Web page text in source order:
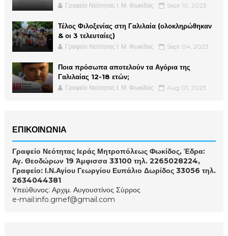
Γραφείο Νεότητας Ι. Μ. Φωκίδας Sept 10, 2023
Τέλος Φιλοξενίας στη Γαλιλαία (ολοκληρώθηκαν
& οι 3 τελευταίες)
Γραφείο Νεότητας Ι. Μ. Φωκίδας Sept 04, 2023
Ποια πρόσωπα αποτελούν τα Αγόρια της
Γαλιλαίας 12-18 ετών;
Γραφείο Νεότητας Ι. Μ. Φωκίδας Aug 01, 2023
ΕΠΙΚΟΙΝΩΝΙΑ
Γραφείο Νεότητας Ιεράς Μητροπόλεως Φωκίδος, Έδρα:
Αγ. Θεοδώρων 19 Άμφισσα 33100 τηλ. 2265028224,
Γραφείο: Ι.Ν.Αγίου Γεωργίου Ευπάλιο Δωρίδος 33056 τηλ.
2634044381
Υπεύθυνος: Αρχιμ. Αυγουστίνος Σύρρος
e-mail:info.grnef@gmail.com